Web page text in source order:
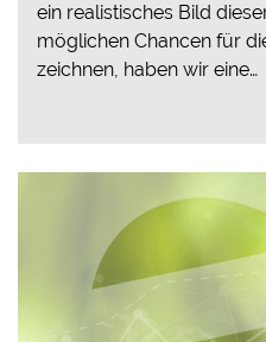
ein realistisches Bild
möglichen Chancen für
zeichnen, haben wir eine…